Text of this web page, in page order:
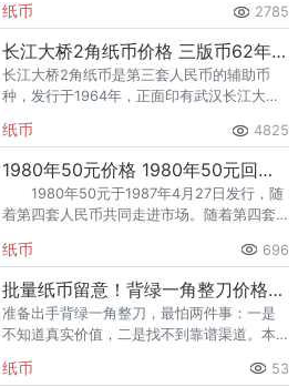
历史文化名城，拥有深厚的文化底蕴和丰富
的历史遗产。宁波回收纸币
纸币 2785
长江大桥2角纸币价格 三版币62年2角值多少钱
长江大桥2角纸币是第三套人民币的辅助币
种，发行于1964年，正面印有武汉长江大桥
绿色。该纸币分为二罗马、三罗马及凹凸版
三个版本，其中凹凸版最为
纸币 4825
1980年50元价格 1980年50元回收价格最新
1980年50元于1987年4月27日发行，随
着第四套人民币共同走进市场。随着第四套
在不断的升高，这时候可得记住了，千万别
拿到银行去
纸币 696
批量纸币留意！背绿一角整刀价格，整刀比单张贵很多
准备出手背绿一角整刀，最怕两件事：一是
不知道真实价值，二是找不到靠谱渠道。本
给最新回收参考价与上门回收渠道，帮你卖
纸币 53